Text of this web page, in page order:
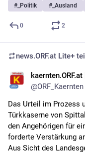
# _Politik # _Ausland
0 2
news.ORF.at Lite+
kaernten.ORF.at
@ORF_Kaernten
Das Urteil im Prozess
Türkkaserne von
den Angehörigen für
forderte Verstärkung
Aus Sicht des